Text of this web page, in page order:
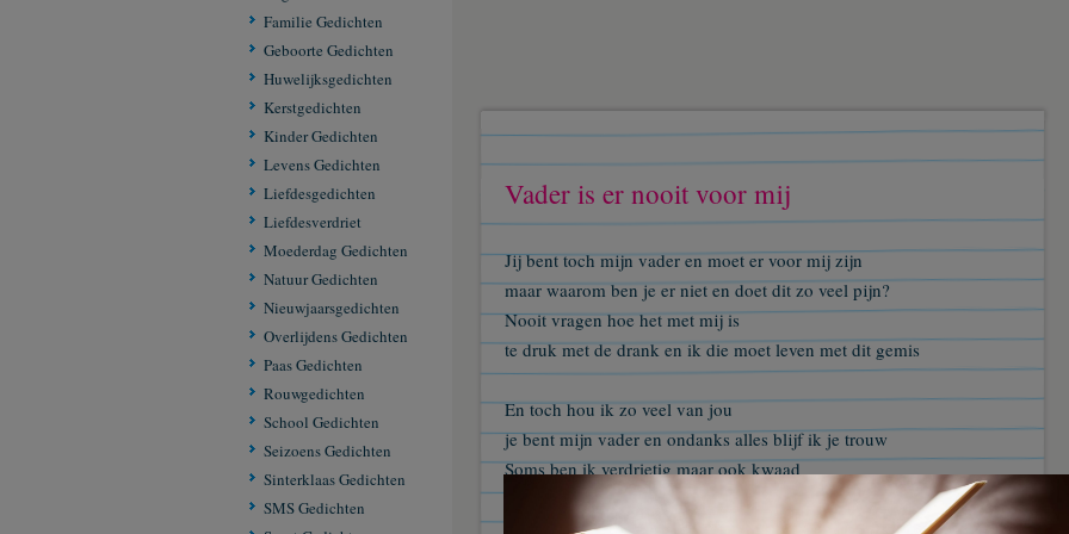
Familie Gedichten
Geboorte Gedichten
Huwelijksgedichten
Kerstgedichten
Kinder Gedichten
Levens Gedichten
Liefdesgedichten
Liefdesverdriet
Moederdag Gedichten
Natuur Gedichten
Nieuwjaarsgedichten
Overlijdens Gedichten
Paas Gedichten
Rouwgedichten
School Gedichten
Seizoens Gedichten
Sinterklaas Gedichten
SMS Gedichten
Vader is er nooit voor mij
Jij bent toch mijn vader en moet er voor mij zijn
maar waarom ben je er niet en doet dit zo veel pijn?
Nooit vragen hoe het met mij is
te druk met de drank en ik die moet leven met dit gemis
En toch hou ik zo veel van jou
je bent mijn vader en ondanks alles blijf ik je trouw
Soms ben ik verdrietig maar ook kwaad
dat je mij telkens voor de drank verlaat